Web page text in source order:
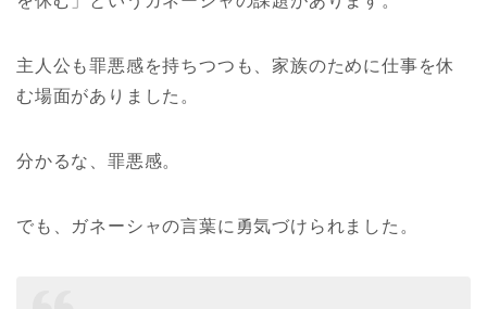
主人公も罪悪感を持ちつつも、家族のために仕事を休
む場面がありました。
分かるな、罪悪感。
でも、ガネーシャの言葉に勇気づけられました。